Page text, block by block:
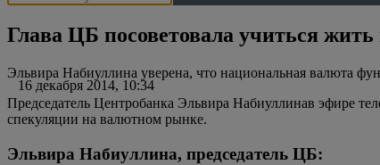
Глава ЦБ посоветовала учиться
16 декабря 2014, 10:34
Эльвира Набиуллина уверена, что национальная валюта
Председатель Центробанка Эльвира Набиуллинав эфире
спекуляции на валютном рынке.
Эльвира Набиуллина, председатель ЦБ: